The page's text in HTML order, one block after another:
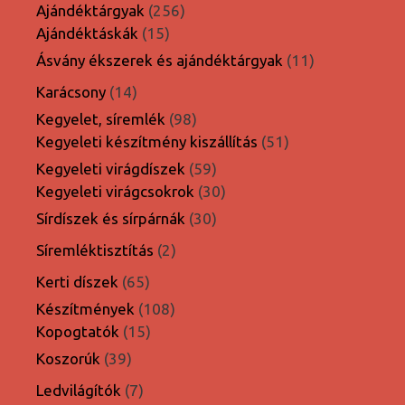
termék
Ajándéktárgyak 256256
Ajándéktáskák 1515
termék
Ásvány ékszerek és ajándéktárgyak 1111
Karácsony 1414
termék
Kegyelet, síremlék 9898
termék
Kegyeleti készítmény kiszállítás 5151
Kegyeleti virágdíszek 5959
termék
Kegyeleti virágcsokrok 3030
Sírdíszek és sírpárnák 3030
Síremléktisztítás 22
Kerti díszek 6565
termék
Készítmények 108108
Kopogtatók 1515
Koszorúk 3939
termék
Ledvilágítók 77